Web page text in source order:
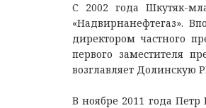
С 2002 года Шкутяк-
«Надвирнанефтегаз».
директором частного
первого заместителя
возглавляет Долинскую
В ноябре 2011 года